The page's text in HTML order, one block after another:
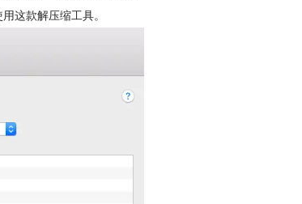
这款解压缩工具。